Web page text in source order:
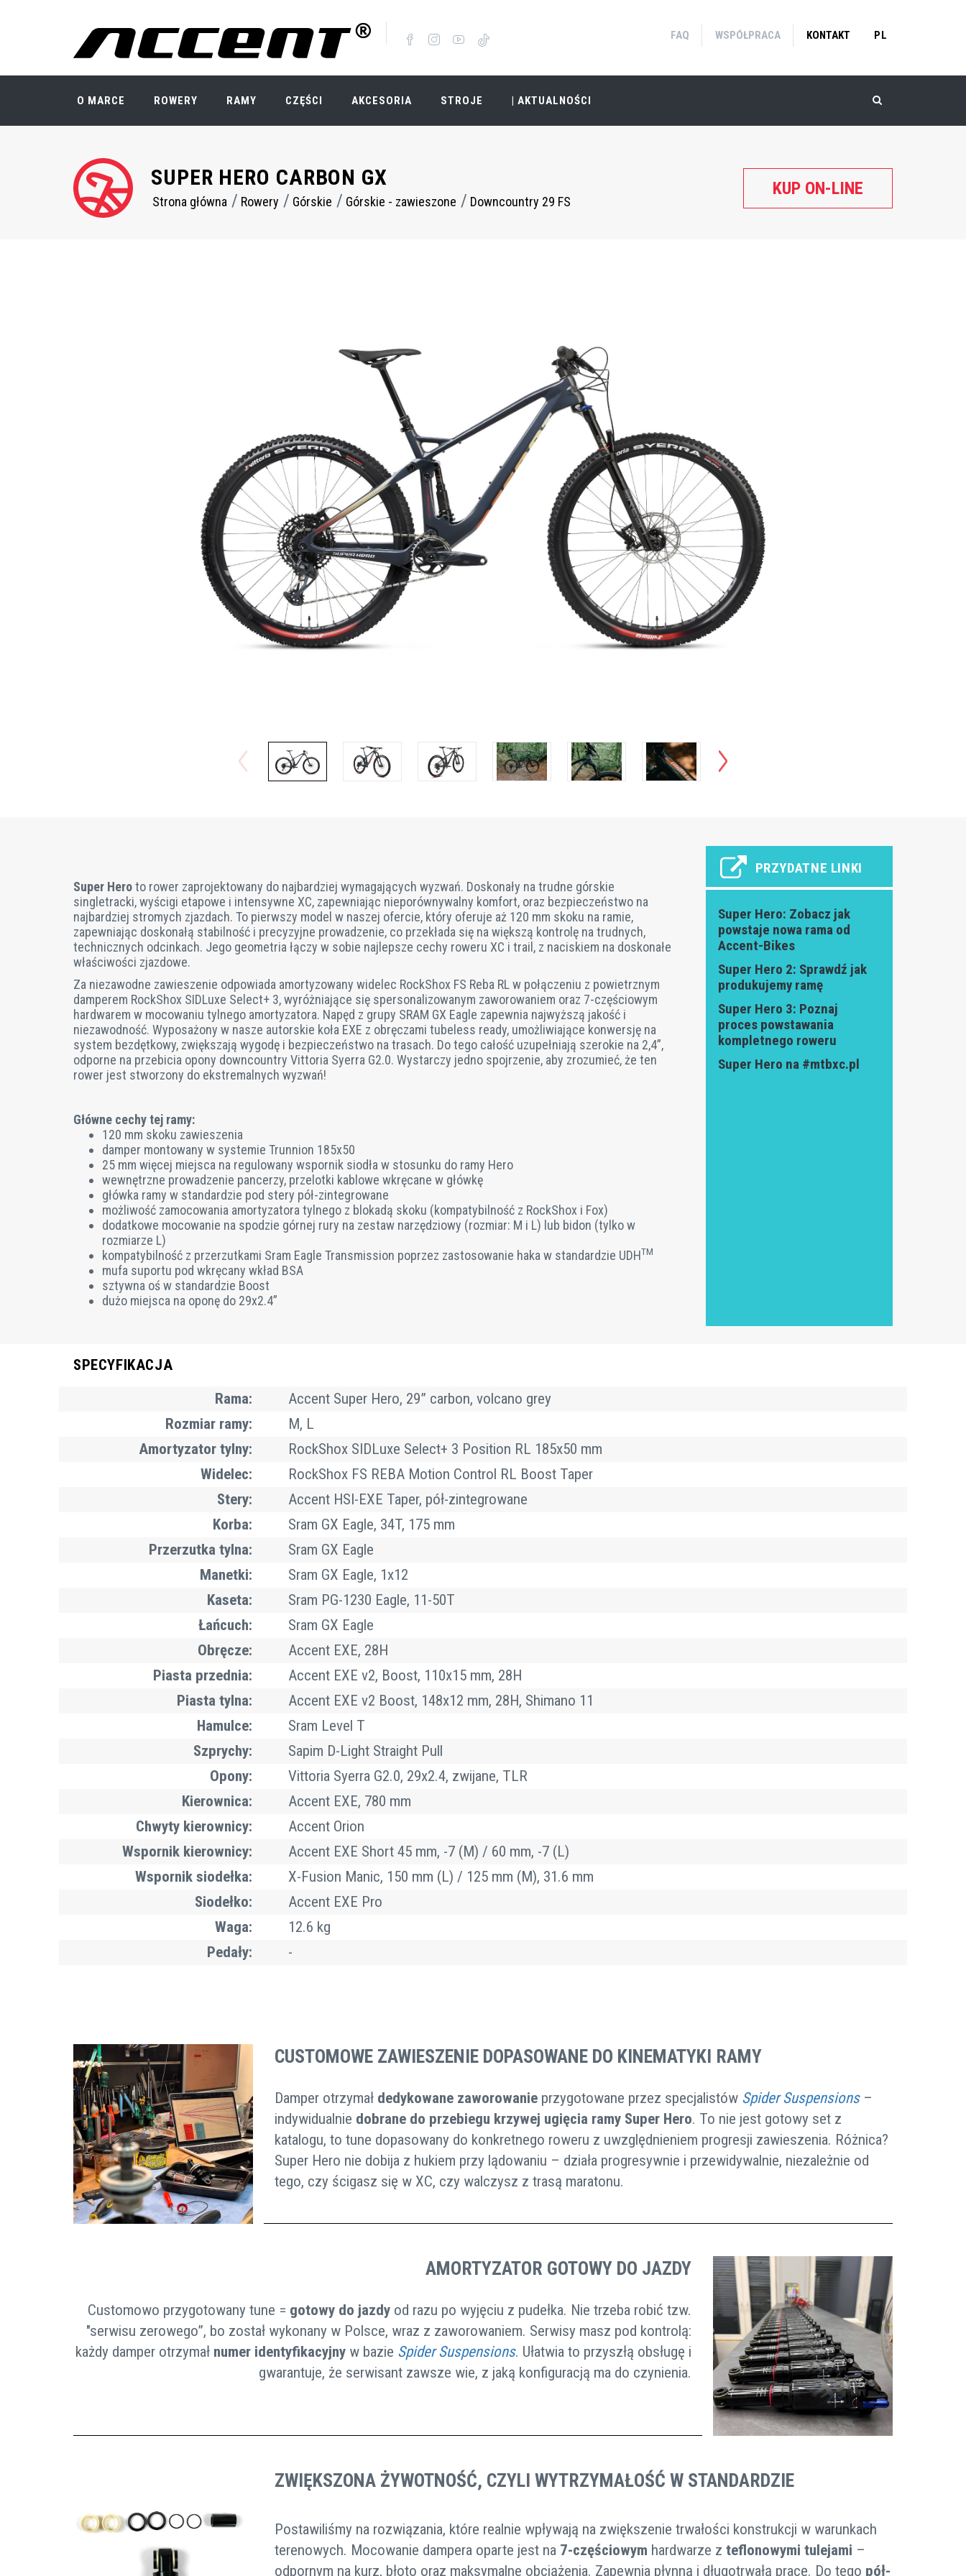
FAQ WSPÓŁPRACA KONTAKT PL
O MARCE ROWERY RAMY CZĘŚCI AKCESORIA STROJE | AKTUALNOŚCI
SUPER HERO CARBON GX
Ścieżka
Strona główna Rowery Górskie Górskie - zawieszone Downcountry 29 FS
KUP ON-LINE
Super Heroto rower zaprojektowany do najbardziej wymagających wyzwań. Doskonały na trudne górskie
singletracki, wyścigi etapowe i intensywne XC, zapewniając nieporównywalny komfort, oraz bezpieczeństwo na
najbardziej stromych zjazdach. To pierwszy model w naszej ofercie, który oferuje aż 120 mm skoku na ramie,
zapewniając doskonałą stabilność i precyzyjne prowadzenie, co przekłada się na większą kontrolę na trudnych,
technicznych odcinkach. Jego geometria łączy w sobie najlepsze cechy roweru XC i trail, z naciskiem na doskonałe
właściwości zjazdowe.
Za niezawodne zawieszenie odpowiada amortyzowany widelec RockShox FS Reba RL w połączeniu z powietrznym
damperem RockShox SIDLuxe Select+ 3, wyróżniające się spersonalizowanym zaworowaniem oraz 7-częściowym
hardwarem w mocowaniu tylnego amortyzatora. Napęd z grupy SRAM GX Eagle zapewnia najwyższą jakość i
niezawodność. Wyposażony w nasze autorskie koła EXE z obręczami tubeless ready, umożliwiające konwersję na
system bezdętkowy, zwiększają wygodę i bezpieczeństwo na trasach. Do tego całość uzupełniają szerokie na 2,4”,
odporne na przebicia opony downcountry Vittoria Syerra G2.0. Wystarczy jedno spojrzenie, aby zrozumieć, że ten
rower jest stworzony do ekstremalnych wyzwań!
Główne cechy tej ramy:
120 mm skoku zawieszenia
damper montowany w systemie Trunnion 185x50
25 mm więcej miejsca na regulowany wspornik siodła w stosunku do ramy Hero
wewnętrzne prowadzenie pancerzy, przelotki kablowe wkręcane w główkę
główka ramy w standardzie pod stery pół-zintegrowane
możliwość zamocowania amortyzatora tylnego z blokadą skoku (kompatybilność z RockShox i Fox)
dodatkowe mocowanie na spodzie górnej rury na zestaw narzędziowy (rozmiar: M i L) lub bidon (tylko w
rozmiarze L)
kompatybilność z przerzutkami Sram Eagle Transmission poprzez zastosowanie haka w standardzie UDHTM
mufa suportu pod wkręcany wkład BSA
sztywna oś w standardzie Boost
dużo miejsca na oponę do 29x2.4”
PRZYDATNE LINKI
Super Hero: Zobacz jak
powstaje nowa rama od
Accent-Bikes
Super Hero 2: Sprawdź jak
produkujemy ramę
Super Hero 3: Poznaj
proces powstawania
kompletnego roweru
Super Hero na #mtbxc.pl
SPECYFIKACJA
Rama:
Accent Super Hero, 29” carbon, volcano grey
Rozmiar ramy:
M, L
Amortyzator tylny:
RockShox SIDLuxe Select+ 3 Position RL 185x50 mm
Widelec:
RockShox FS REBA Motion Control RL Boost Taper
Stery:
Accent HSI-EXE Taper, pół-zintegrowane
Korba:
Sram GX Eagle, 34T, 175 mm
Przerzutka tylna:
Sram GX Eagle
Manetki:
Sram GX Eagle, 1x12
Kaseta:
Sram PG-1230 Eagle, 11-50T
Łańcuch:
Sram GX Eagle
Obręcze:
Accent EXE, 28H
Piasta przednia:
Accent EXE v2, Boost, 110x15 mm, 28H
Piasta tylna:
Accent EXE v2 Boost, 148x12 mm, 28H, Shimano 11
Hamulce:
Sram Level T
Szprychy:
Sapim D-Light Straight Pull
Opony:
Vittoria Syerra G2.0, 29x2.4, zwijane, TLR
Kierownica:
Accent EXE, 780 mm
Chwyty kierownicy:
Accent Orion
Wspornik kierownicy:
Accent EXE Short 45 mm, -7 (M) / 60 mm, -7 (L)
Wspornik siodełka:
X-Fusion Manic, 150 mm (L) / 125 mm (M), 31.6 mm
Siodełko:
Accent EXE Pro
Waga:
12.6 kg
Pedały:
-
CUSTOMOWE ZAWIESZENIE DOPASOWANE DO KINEMATYKI RAMY
Damper otrzymał dedykowane zaworowanie przygotowane przez specjalistów Spider Suspensions–
indywidualnie dobrane do przebiegu krzywej ugięcia ramy Super Hero. To nie jest gotowy set z
katalogu, to tune dopasowany do konkretnego roweru z uwzględnieniem progresji zawieszenia. Różnica?
Super Hero nie dobija z hukiem przy lądowaniu – działa progresywnie i przewidywalnie, niezależnie od
tego, czy ścigasz się w XC, czy walczysz z trasą maratonu.
AMORTYZATOR GOTOWY DO JAZDY
Customowo przygotowany tune = gotowy do jazdy od razu po wyjęciu z pudełka. Nie trzeba robić tzw.
"serwisu zerowego”, bo został wykonany w Polsce, wraz z zaworowaniem. Serwisy masz pod kontrolą:
każdy damper otrzymał numer identyfikacyjny w bazie Spider Suspensions. Ułatwia to przyszłą obsługę i
gwarantuje, że serwisant zawsze wie, z jaką konfiguracją ma do czynienia.
ZWIĘKSZONA ŻYWOTNOŚĆ, CZYLI WYTRZYMAŁOŚĆ W STANDARDZIE
Postawiliśmy na rozwiązania, które realnie wpływają na zwiększenie trwałości konstrukcji w warunkach
terenowych. Mocowanie dampera oparte jest na 7-częściowym hardwarze z teflonowymi tulejami –
odpornym na kurz, błoto oraz maksymalne obciążenia. Zapewnia płynną i długotrwałą pracę. Do tego pół-